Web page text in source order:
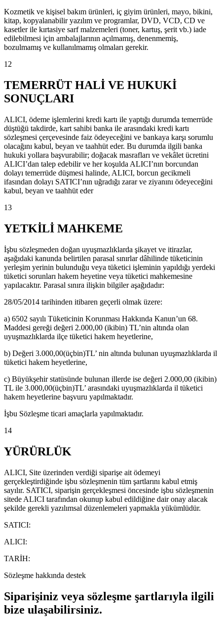
Kozmetik ve kişisel bakım ürünleri, iç giyim ürünleri, mayo, bikini,
kitap, kopyalanabilir yazılım ve programlar, DVD, VCD, CD ve
kasetler ile kırtasiye sarf malzemeleri (toner, kartuş, şerit vb.) iade
edilebilmesi için ambalajlarının açılmamış, denenmemiş,
bozulmamış ve kullanılmamış olmaları gerekir.
12
TEMERRÜT HALİ VE HUKUKİ
SONUÇLARI
ALICI, ödeme işlemlerini kredi kartı ile yaptığı durumda temerrüde
düştüğü takdirde, kart sahibi banka ile arasındaki kredi kartı
sözleşmesi çerçevesinde faiz ödeyeceğini ve bankaya karşı sorumlu
olacağını kabul, beyan ve taahhüt eder. Bu durumda ilgili banka
hukuki yollara başvurabilir; doğacak masrafları ve vekâlet ücretini
ALICI’dan talep edebilir ve her koşulda ALICI’nın borcundan
dolayı temerrüde düşmesi halinde, ALICI, borcun gecikmeli
ifasından dolayı SATICI’nın uğradığı zarar ve ziyanını ödeyeceğini
kabul, beyan ve taahhüt eder
13
YETKİLİ MAHKEME
İşbu sözleşmeden doğan uyuşmazlıklarda şikayet ve itirazlar,
aşağıdaki kanunda belirtilen parasal sınırlar dâhilinde tüketicinin
yerleşim yerinin bulunduğu veya tüketici işleminin yapıldığı yerdeki
tüketici sorunları hakem heyetine veya tüketici mahkemesine
yapılacaktır. Parasal sınıra ilişkin bilgiler aşağıdadır:
28/05/2014 tarihinden itibaren geçerli olmak üzere:
a) 6502 sayılı Tüketicinin Korunması Hakkında Kanun’un 68.
Maddesi gereği değeri 2.000,00 (ikibin) TL’nin altında olan
uyuşmazlıklarda ilçe tüketici hakem heyetlerine,
b) Değeri 3.000,00(üçbin)TL’ nin altında bulunan uyuşmazlıklarda il
tüketici hakem heyetlerine,
c) Büyükşehir statüsünde bulunan illerde ise değeri 2.000,00 (ikibin)
TL ile 3.000,00(üçbin)TL’ arasındaki uyuşmazlıklarda il tüketici
hakem heyetlerine başvuru yapılmaktadır.
İşbu Sözleşme ticari amaçlarla yapılmaktadır.
14
YÜRÜRLÜK
ALICI, Site üzerinden verdiği siparişe ait ödemeyi
gerçekleştirdiğinde işbu sözleşmenin tüm şartlarını kabul etmiş
sayılır. SATICI, siparişin gerçekleşmesi öncesinde işbu sözleşmenin
sitede ALICI tarafından okunup kabul edildiğine dair onay alacak
şekilde gerekli yazılımsal düzenlemeleri yapmakla yükümlüdür.
SATICI:
ALICI:
TARİH:
Sözleşme hakkında destek
Siparişiniz veya sözleşme şartlarıyla ilgili
bize ulaşabilirsiniz.